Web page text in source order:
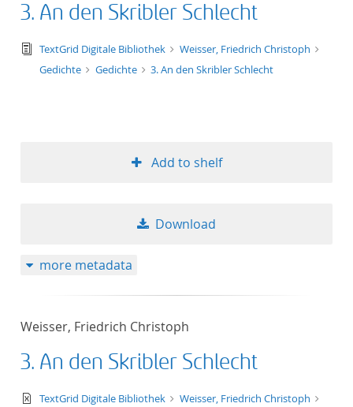
3. An den Skribler Schlecht
text/tg.edition+tg.aggregation+xml
TextGrid Digitale Bibliothek
Weisser, Friedrich Christoph
Gedichte
Gedichte 3. An den Skribler Schlecht
Add to shelf
Download
more metadata
Weisser, Friedrich Christoph
3. An den Skribler Schlecht
text/xml
TextGrid Digitale Bibliothek
Weisser, Friedrich Christoph